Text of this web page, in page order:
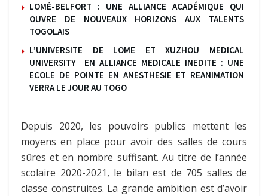
LOMÉ-BELFORT : UNE ALLIANCE ACADÉMIQUE QUI
OUVRE DE NOUVEAUX HORIZONS AUX TALENTS
TOGOLAIS
L’UNIVERSITE DE LOME ET XUZHOU MEDICAL
UNIVERSITY EN ALLIANCE MEDICALE INEDITE : UNE
ECOLE DE POINTE EN ANESTHESIE ET REANIMATION
VERRA LE JOUR AU TOGO
Depuis 2020, les pouvoirs publics mettent les
moyens en place pour avoir des salles de cours
sûres et en nombre suffisant. Au titre de l’année
scolaire 2020-2021, le bilan est de 705 salles de
classe construites. La grande ambition est d’avoir